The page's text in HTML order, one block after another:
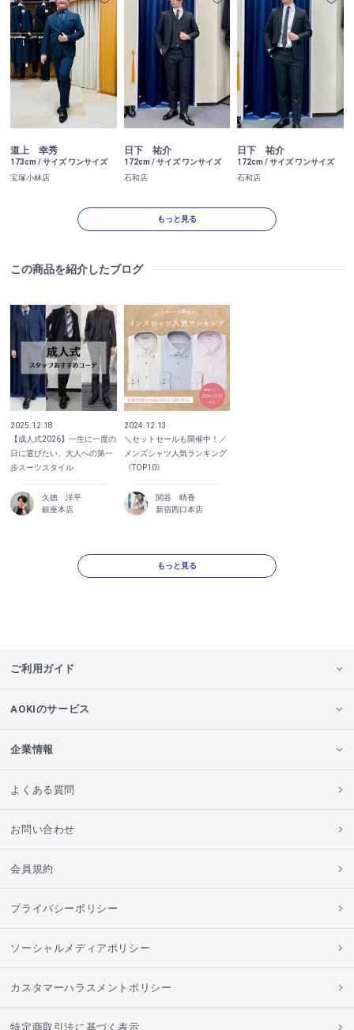
道上 幸秀
173cm / サイズ ワンサイズ
宝塚小林店
日下 祐介
172cm / サイズ ワンサイズ
石和店
日下 祐介
172cm / サイズ ワンサイズ
石和店
もっと見る
この商品を紹介したブログ
2025.12.18
【成人式2026】一生に一度の
日に選びたい、大人への第一
歩スーツスタイル
久徳 洋平
銀座本店
2024.12.13
＼セットセールも開催中！／
メンズシャツ人気ランキング
《TOP10》
関谷 晴香
新宿西口本店
もっと見る
ご利用ガイド
AOKIのサービス
企業情報
よくある質問
お問い合わせ
会員規約
プライバシーポリシー
ソーシャルメディアポリシー
カスタマーハラスメントポリシー
特定商取引法に基づく表示